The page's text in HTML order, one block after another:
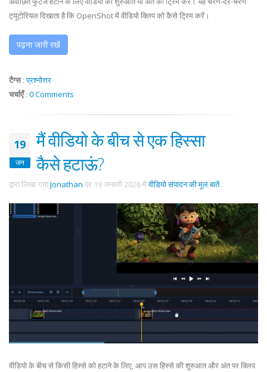
ट्यूटोरियल दिखाता है कि OpenShot में वीडियो क्लिप को कैसे ट्रिम करें।
पढ़ना जारी रखें
टैग्स:प्रश्नोत्तर
चर्चाएँ: 0 Comments
19
जन
मैं वीडियो के बीच से एक हिस्सा
कैसे हटाऊं?
द्वारा लिखा गयाJonathan पर 19 जनवरी 2026मेंवीडियो संपादन की मूल बातें.
वीडियो के बीच से किसी हिस्से को हटाने के लिए, आप उस हिस्से की शुरुआत और अंत पर क्लिप